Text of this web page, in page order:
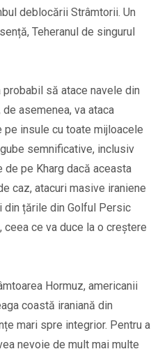
deblocării Strâmtorii. Un
Teheranul de singurul
probabil să atace navele din
asemenea, va ataca
insule cu toate mijloacele
semnificative, inclusiv
pe Kharg dacă aceasta
caz, atacuri masive iraniene
țările din Golful Persic
ce va duce la o creștere
Hormuz, americanii
coastă iraniană din
mari spre integrior. Pentru a
nevoie de mult mai multe